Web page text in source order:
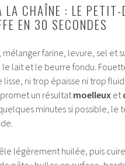
LA CHAÎNE : LE PETIT-
EN 30 SECONDES
mélanger farine, levure, sel et
lait et le beurre fondu.
ni trop épaisse ni trop
un résultat moelleux et
minutes si possible, le
légèrement huilée, puis